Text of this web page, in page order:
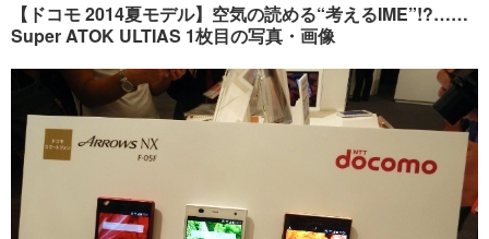
音楽 スポーツ
ショッピング その他
ペット ショッピング
その他
プッシュ通知の停止方法
【ドコモ 2014夏モデル】空気の読める“考えるIME”!?……
Super ATOK ULTIAS 1枚目の写真・画像